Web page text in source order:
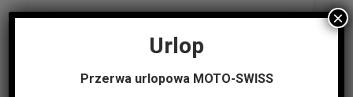
Urlop
Przerwa urlopowa MOTO-SWISS
×